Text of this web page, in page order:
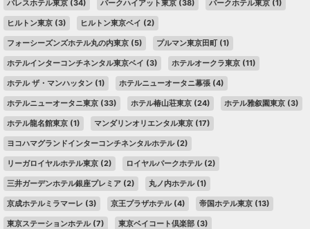
パレスホテル東京 (34) パークハイアット東京 (38) パークホテル東京 (1)
ヒルトン東京 (3) ヒルトン東京ベイ (2)
フォーシーズンズホテル丸の内東京 (5) プルマン東京田町 (1)
ホテルインターコンチネンタル東京ベイ (3) ホテルオークラ東京 (11)
ホテル ザ・マンハッタン (1) ホテルニューオータニ幕張 (4)
ホテルニューオータニ東京 (33) ホテル椿山荘東京 (24) ホテル雅叙園東京 (3)
ホテル龍名館東京 (1) マンダリンオリエンタル東京 (17)
ヨコハマグランドインターコンチネンタルホテル(2)
リーガロイヤルホテル東京 (2) ロイヤルパークホテル(2)
三井ガーデンホテル銀座プレミア (2) 丸ノ内ホテル(1)
京成ホテルミラマーレ (3) 京王プラザホテル(4) 帝国ホテル東京 (13)
東京ステーションホテル(7) 東京ベイコート倶楽部 (3)